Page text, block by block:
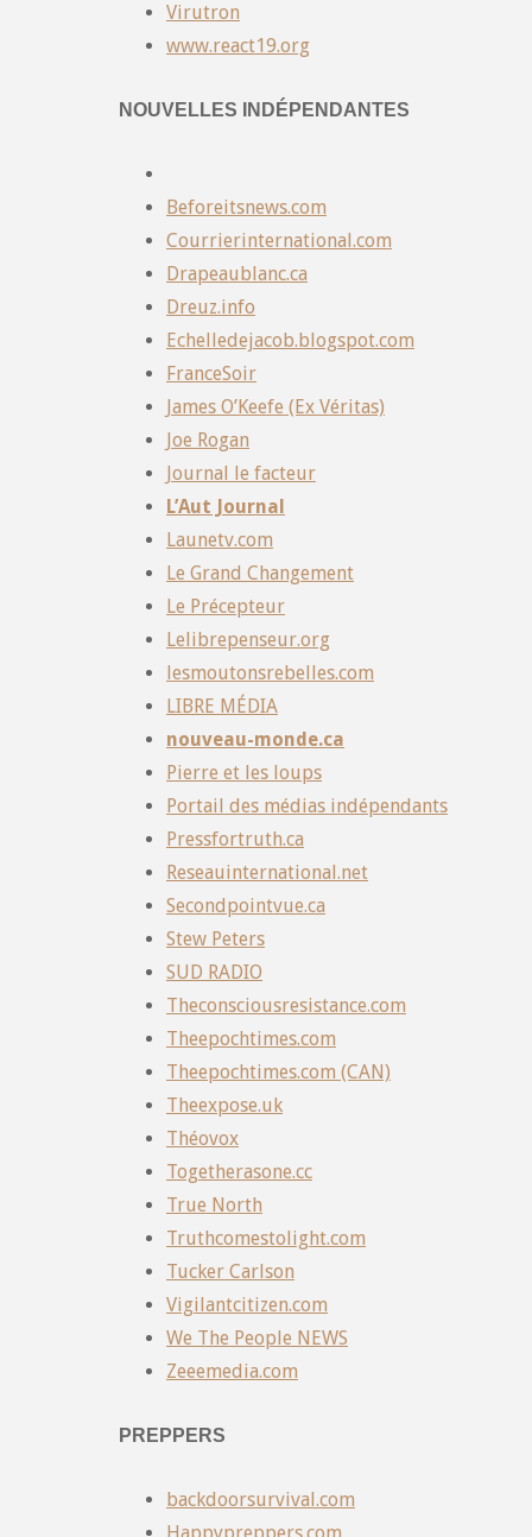
Virutron
www.react19.org
NOUVELLES INDÉPENDANTES
Beforeitsnews.com
Courrierinternational.com
Drapeaublanc.ca
Dreuz.info
Echelledejacob.blogspot.com
FranceSoir
James O’Keefe (Ex Véritas)
Joe Rogan
Journal le facteur
L’Aut Journal
Launetv.com
Le Grand Changement
Le Précepteur
Lelibrepenseur.org
lesmoutonsrebelles.com
LIBRE MÉDIA
nouveau-monde.ca
Pierre et les loups
Portail des médias indépendants
Pressfortruth.ca
Reseauinternational.net
Secondpointvue.ca
Stew Peters
SUD RADIO
Theconsciousresistance.com
Theepochtimes.com
Theepochtimes.com (CAN)
Theexpose.uk
Théovox
Togetherasone.cc
True North
Truthcomestolight.com
Tucker Carlson
Vigilantcitizen.com
We The People NEWS
Zeeemedia.com
PREPPERS
backdoorsurvival.com